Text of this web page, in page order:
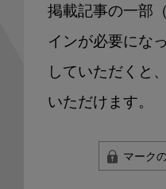
掲載記事の一部
インが必要にな
していただくと
いただけます。
マーク